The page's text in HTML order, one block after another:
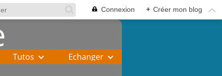
Connexion + Créer mon blog
Tutos Echanger